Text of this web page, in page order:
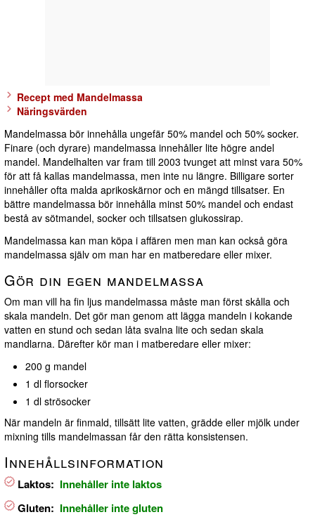
Recept med Mandelmassa
Näringsvärden
Mandelmassa bör innehålla ungefär 50% mandel och 50% socker.
Finare (och dyrare) mandelmassa innehåller lite högre andel
mandel. Mandelhalten var fram till 2003 tvunget att minst vara 50%
för att få kallas mandelmassa, men inte nu längre. Billigare sorter
innehåller ofta malda aprikoskärnor och en mängd tillsatser. En
bättre mandelmassa bör innehålla minst 50% mandel och endast
bestå av sötmandel, socker och tillsatsen glukossirap.
Mandelmassa kan man köpa i affären men man kan också göra
mandelmassa själv om man har en matberedare eller mixer.
Gör din egen mandelmassa
Om man vill ha fin ljus mandelmassa måste man först skålla och
skala mandeln. Det gör man genom att lägga mandeln i kokande
vatten en stund och sedan låta svalna lite och sedan skala
mandlarna. Därefter kör man i matberedare eller mixer:
200 g mandel
1 dl florsocker
1 dl strösocker
När mandeln är finmald, tillsätt lite vatten, grädde eller mjölk under
mixning tills mandelmassan får den rätta konsistensen.
Innehållsinformation
Laktos: Innehåller inte laktos
Gluten: Innehåller inte gluten